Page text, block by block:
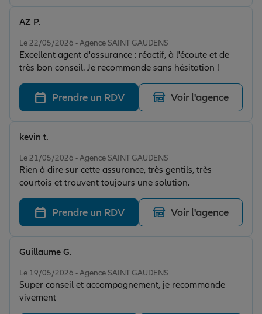
Le 22/05/2026 - Agence SAINT GAUDENS
Excellent agent d'assurance : réactif, à l'écoute et de
très bon conseil. Je recommande sans hésitation !
AZ P.
Prendre un RDV Voir l'agence
Le 21/05/2026 - Agence SAINT GAUDENS
Rien à dire sur cette assurance, très gentils, très
courtois et trouvent toujours une solution.
kevin t.
Prendre un RDV Voir l'agence
Le 19/05/2026 - Agence SAINT GAUDENS
Super conseil et accompagnement, je recommande
vivement
Guillaume G.